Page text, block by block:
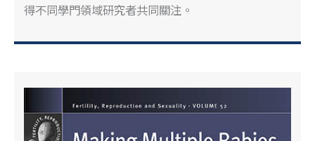
得不同學門領域研究者共同關注。